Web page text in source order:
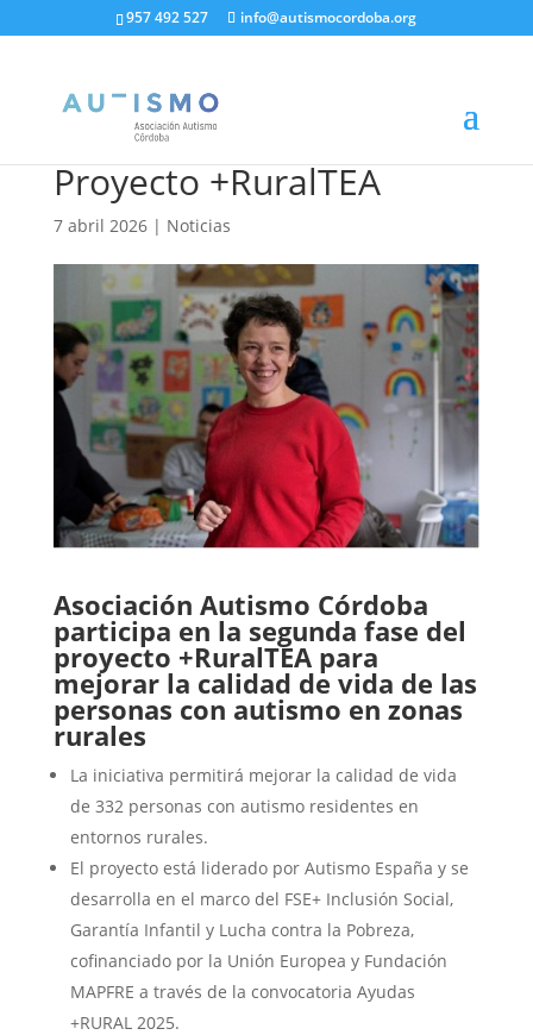
957 492 527 info@autismocordoba.org
Proyecto +RuralTEA
7 abril 2026| Noticias
Asociación Autismo Córdoba
participa en la segunda fase del
proyecto +RuralTEA para
mejorar la calidad de vida de las
personas con autismo en zonas
rurales
La iniciativa permitirá mejorar la calidad de vida
de 332 personas con autismo residentes en
entornos rurales.
El proyecto está liderado por Autismo España y se
desarrolla en el marco del FSE+ Inclusión Social,
Garantía Infantil y Lucha contra la Pobreza,
cofinanciado por la Unión Europea y Fundación
MAPFRE a través de la convocatoria Ayudas
+RURAL 2025.